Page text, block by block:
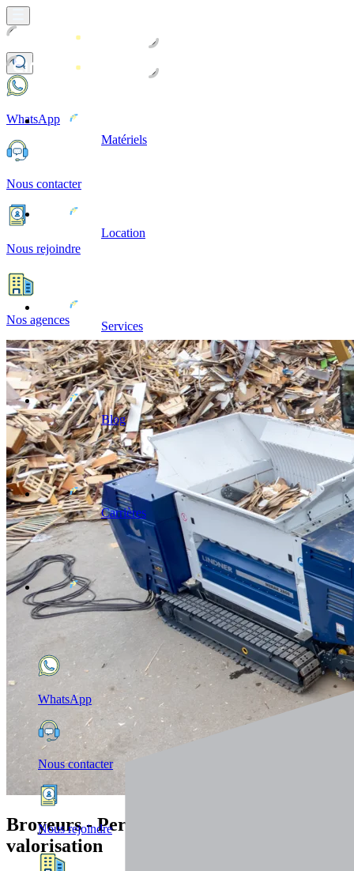
Matériels
Location
Services
Blog
Carrières
WhatsApp
Nous contacter
Nous rejoindre
WhatsApp
Nous contacter
Nous rejoindre
Nos agences
Broyeurs - Performance, fiabilité et
valorisation